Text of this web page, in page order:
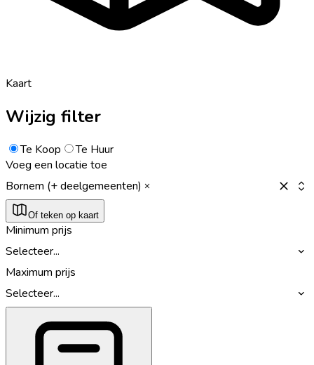
Kaart
Wijzig filter
Te Koop
Te Huur
Voeg een locatie toe
Bornem (+ deelgemeenten)
Of teken op kaart
Minimum prijs
Selecteer...
Maximum prijs
Selecteer...